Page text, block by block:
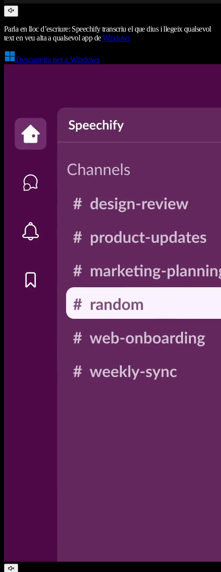
Parla en lloc d’escriure: Speechify transcriu el que dius i llegeix qualsevol
text en veu alta a qualsevol app deWindows
Descarrega per a Windows